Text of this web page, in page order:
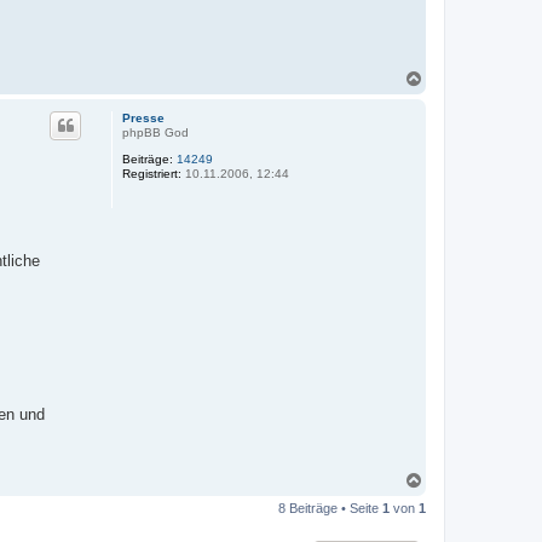
Presse
phpBB God
Beiträge: 14249
Registriert: 10.11.2006, 12:44
und
c
8 Beiträge • Seite 1 von 1